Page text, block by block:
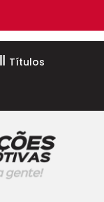
Títulos